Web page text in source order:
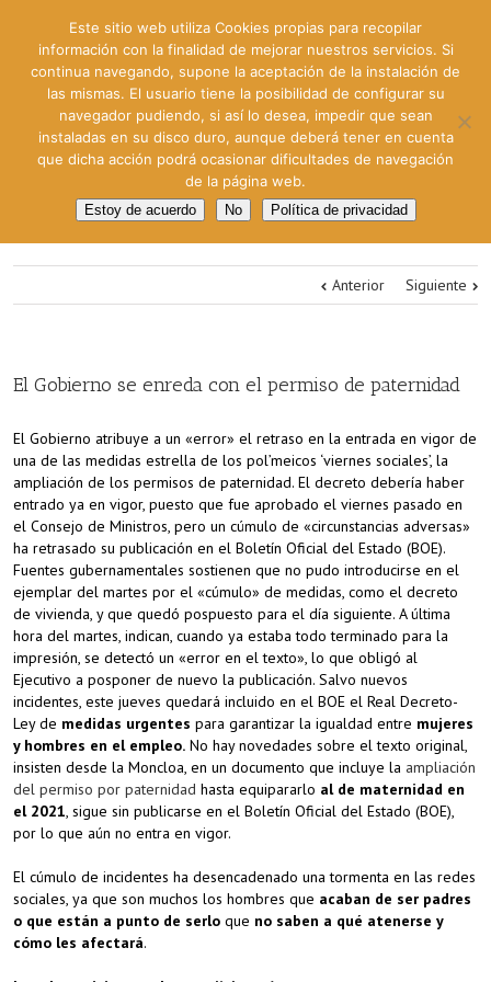
Anterior Siguiente
El Gobierno se enreda con el permiso de paternidad
El Gobierno atribuye a un «error» el retraso en la entrada en vigor de
una de las medidas estrella de los pol’meicos ‘viernes sociales’, la
ampliación de los permisos de paternidad. El decreto debería haber
entrado ya en vigor, puesto que fue aprobado el viernes pasado en
el Consejo de Ministros, pero un cúmulo de «circunstancias adversas»
ha retrasado su publicación en el Boletín Oficial del Estado (BOE).
Fuentes gubernamentales sostienen que no pudo introducirse en el
ejemplar del martes por el «cúmulo» de medidas, como el decreto
de vivienda, y que quedó pospuesto para el día siguiente. A última
hora del martes, indican, cuando ya estaba todo terminado para la
impresión, se detectó un «error en el texto», lo que obligó al
Ejecutivo a posponer de nuevo la publicación. Salvo nuevos
incidentes, este jueves quedará incluido en el BOE el Real Decreto-
Ley de medidas urgentes para garantizar la igualdad entre mujeres
y hombres en el empleo. No hay novedades sobre el texto original,
insisten desde la Moncloa, en un documento que incluye la ampliación
del permiso por paternidad hasta equipararlo al de maternidad en
el 2021, sigue sin publicarse en el Boletín Oficial del Estado (BOE),
por lo que aún no entra en vigor.
El cúmulo de incidentes ha desencadenado una tormenta en las redes
sociales, ya que son muchos los hombres que acaban de ser padres
o que están a punto de serlo que no saben a qué atenerse y
cómo les afectará.
Este sitio web utiliza Cookies propias para recopilar
información con la finalidad de mejorar nuestros servicios. Si
continua navegando, supone la aceptación de la instalación de
las mismas. El usuario tiene la posibilidad de configurar su
navegador pudiendo, si así lo desea, impedir que sean
instaladas en su disco duro, aunque deberá tener en cuenta
que dicha acción podrá ocasionar dificultades de navegación
de la página web.
Estoy de acuerdo No Política de privacidad